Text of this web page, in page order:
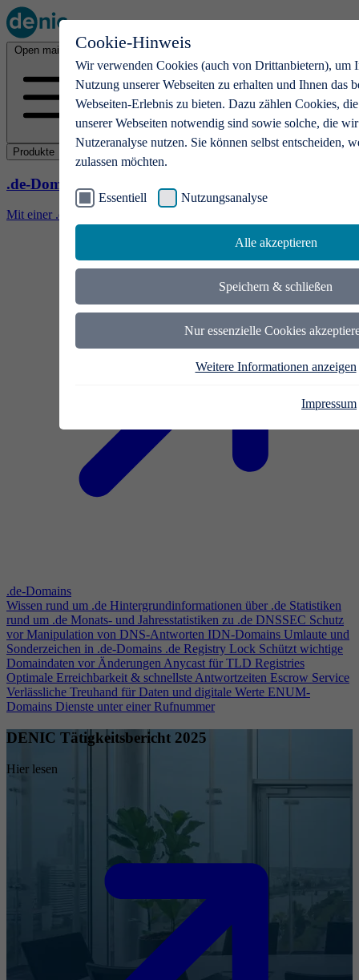
Cookie-Hinweis
Wir verwenden Cookies (auch von Drittanbietern), um
Nutzung unserer Webseiten zu erhalten und Ihnen das
Webseiten-Erlebnis zu bieten. Dazu zählen Cookies,
unserer Webseiten notwendig sind sowie solche, die
Nutzeranalyse nutzen. Sie können selbst entscheiden,
zulassen möchten.
Essentiell Nutzungsanalyse
Alle akzeptieren
Speichern & schließen
Nur essenzielle Cookies
Weitere Informationen anzeigen
Impressum
Open main menu
Produkte
.de-Domains
Mit einer .de-Domain erhalten Ideen eine Bühne
.de-Domains
Wissen rund um .de Hintergrundinformationen über .de Statistiken
rund um .de Monats- und Jahresstatistiken zu .de DNSSEC Schutz
vor Manipulation von DNS-Antworten IDN-Domains Umlaute und
Sonderzeichen in .de-Domains .de Registry Lock Schützt wichtige
Domaindaten vor ÄnderungenAnycast für TLD Registries
Optimale Erreichbarkeit & schnellste Antwortzeiten Escrow Service
Verlässliche Treuhand für Daten und digitale Werte ENUM-
Domains Dienste unter einer Rufnummer
DENIC Tätigkeitsbericht 2025
Hier lesen